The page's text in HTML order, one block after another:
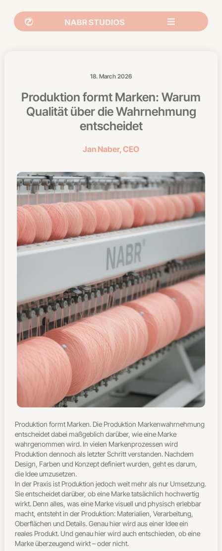
18. March 2026
Produktion formt Marken: Warum
Qualität über die Wahrnehmung
entscheidet
Jan Naber, CEO
Produktion formt Marken. Die Produktion Markenwahrnehmung
entscheidet dabei maßgeblich darüber, wie eine Marke
wahrgenommen wird. In vielen Markenprozessen wird
Produktion dennoch als letzter Schritt verstanden. Nachdem
Design, Farben und Konzept definiert wurden, geht es darum,
die Idee umzusetzen.
In der Praxis ist Produktion jedoch weit mehr als nur Umsetzung.
Sie entscheidet darüber, ob eine Marke tatsächlich hochwertig
wirkt. Denn alles, was eine Marke visuell und physisch erlebbar
macht, entsteht in der Produktion: Materialien, Verarbeitung,
Oberflächen und Details. Genau hier wird aus einer Idee ein
reales Produkt. Und genau hier wird auch entschieden, ob eine
Marke überzeugend wirkt – oder nicht.